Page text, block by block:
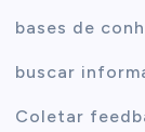
bases de
buscar
Coletar